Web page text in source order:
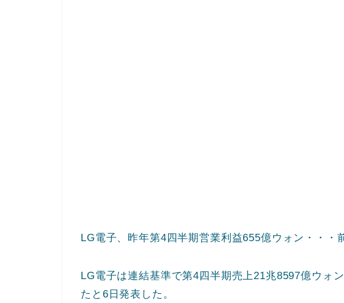
LG電子、昨年第4四半期営業利益655億ウォン・・・
LG電子は連結基準で第4四半期売上21兆8597億ウォ
たと6日発表した。